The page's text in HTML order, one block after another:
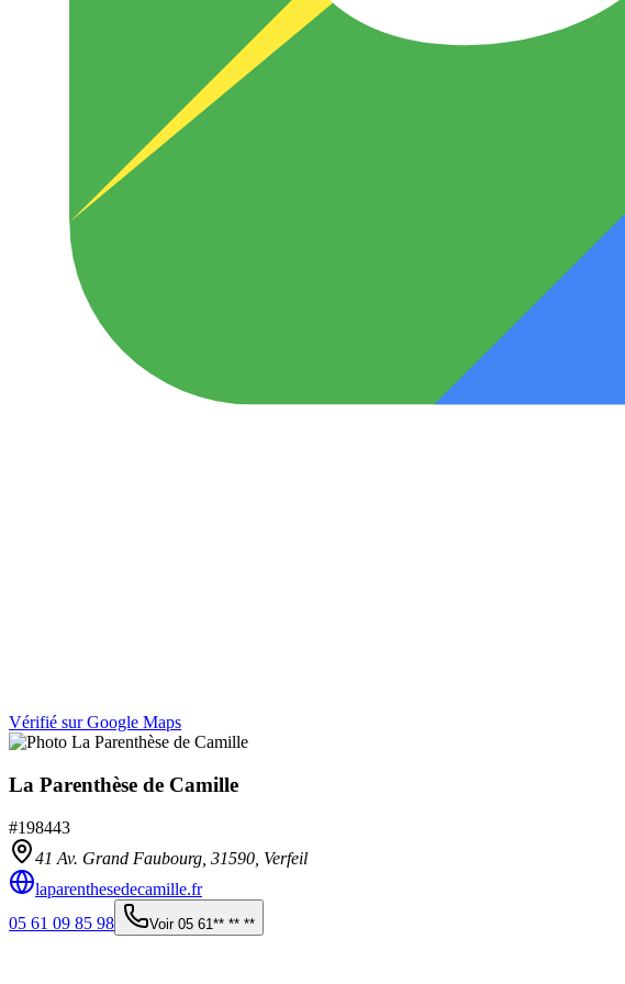
Vérifié sur Google Maps
La Parenthèse de Camille
#198443
41 Av. Grand Faubourg, 31590 Verfeil
laparenthesedecamille.fr
05 61 09 85 98
Voir 05 61** ** **